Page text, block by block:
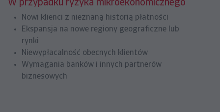
W przypadku ryzyka mikroekonomicznego
Nowi klienci z nieznaną historią płatności
Ekspansja na nowe regiony geograficzne lub
rynki
Niewypłacalność obecnych klientów
Wymagania banków i innych partnerów
biznesowych